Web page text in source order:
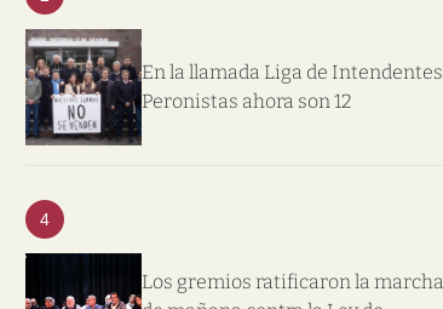
En la llamada Liga de Intendentes
Peronistas ahora son 12
4
Los gremios ratificaron la marcha